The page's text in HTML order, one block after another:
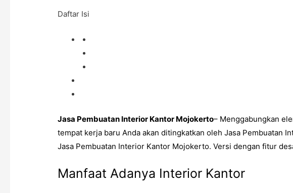
Daftar Isi
Jasa Pembuatan Interior Kantor Mojokerto– Menggabungkan
tempat kerja baru Anda akan ditingkatkan oleh Jasa Pembuatan
Jasa Pembuatan Interior Kantor Mojokerto. Versi dengan fitur
Manfaat Adanya Interior Kantor